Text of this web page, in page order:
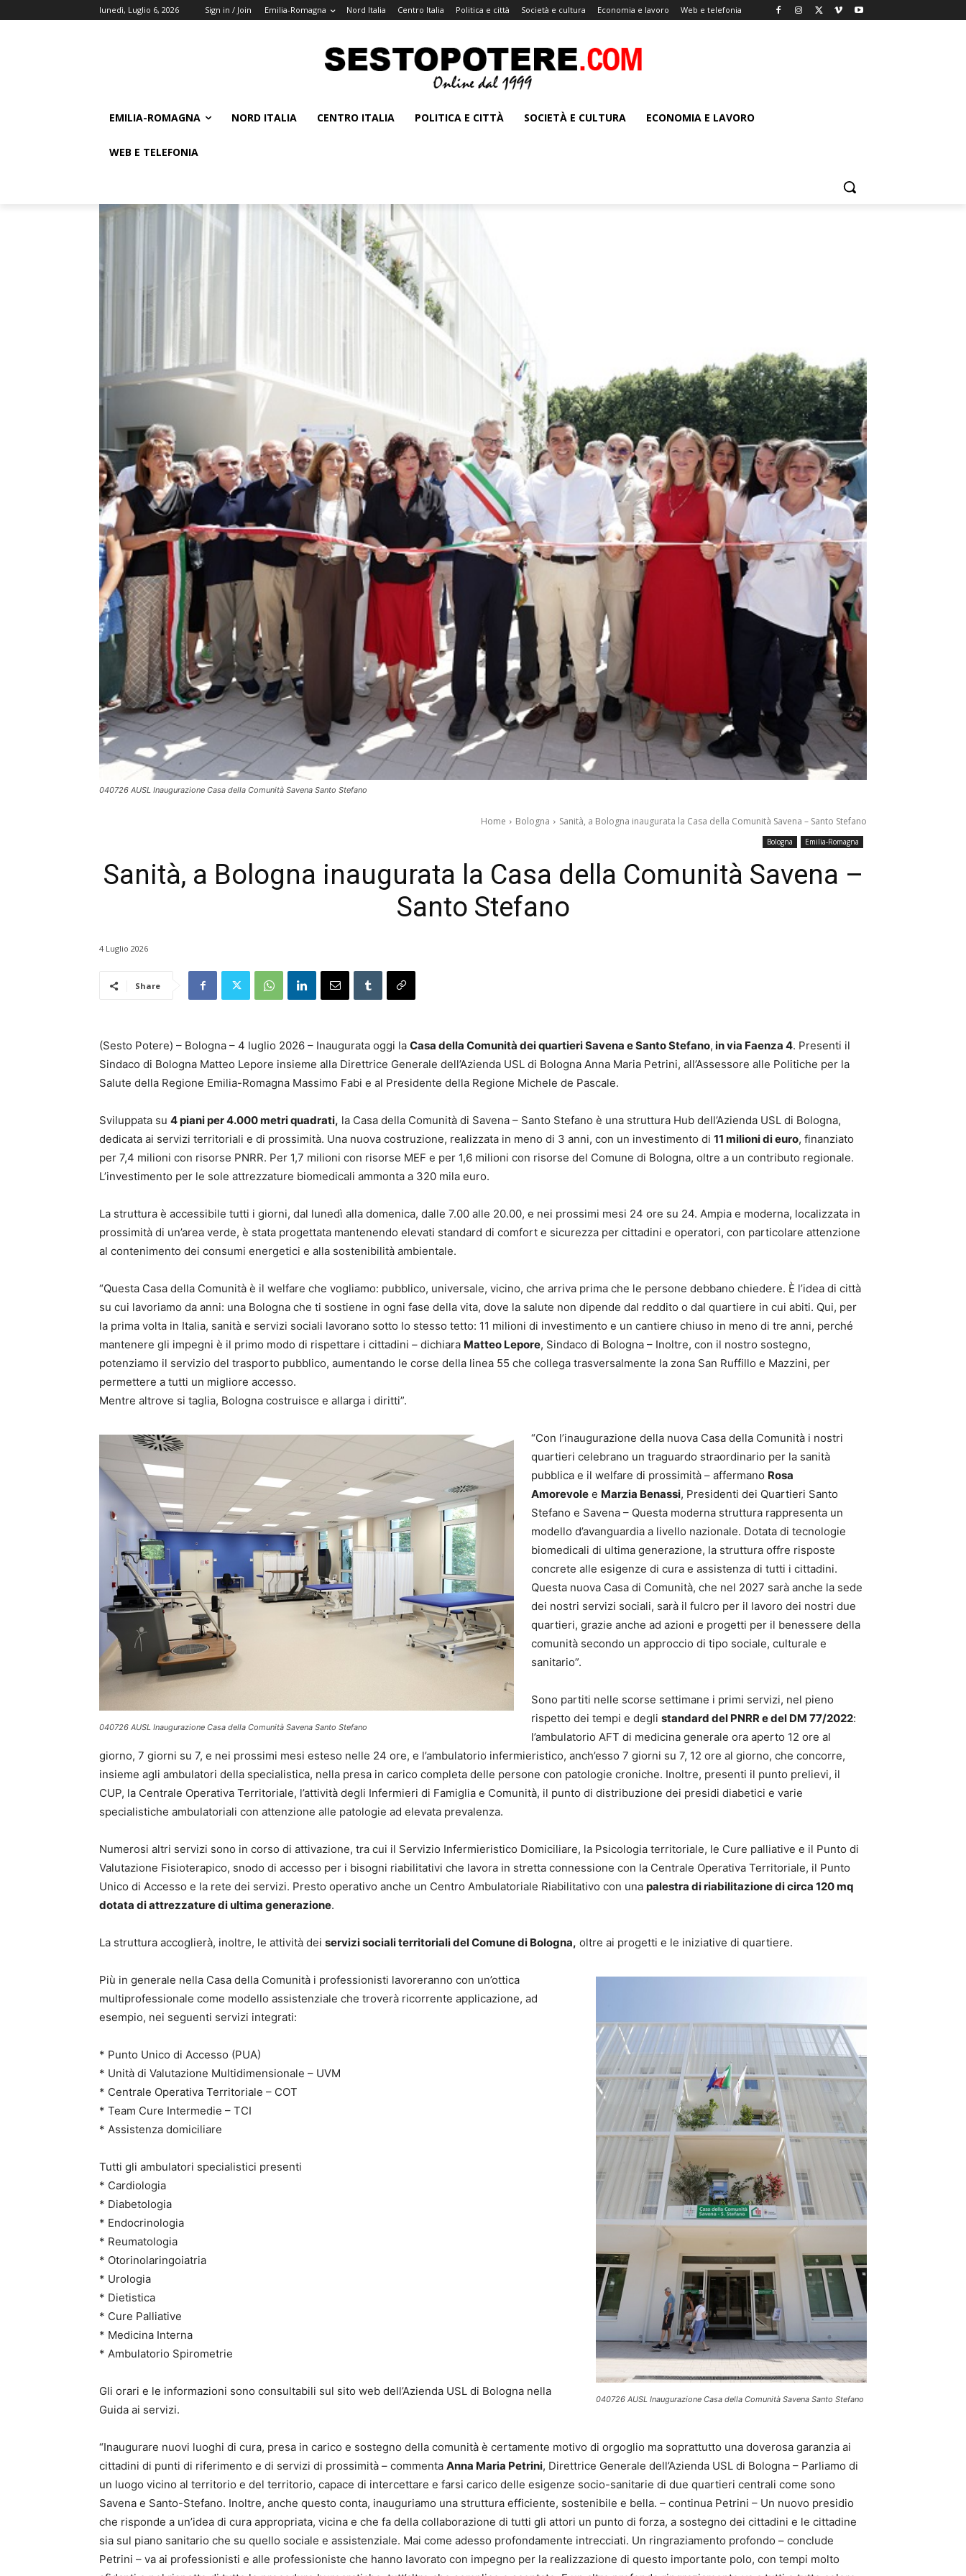
lunedì, Luglio 6, 2026 Sign in / Join Emilia-Romagna Nord Italia Centro Italia Politica e città Società e cultura Economia e lavoro Web e telefonia
EMILIA-ROMAGNA NORD ITALIA CENTRO ITALIA POLITICA E CITTÀ SOCIETÀ E CULTURA ECONOMIA E LAVORO
WEB E TELEFONIA
040726 AUSL Inaugurazione Casa della Comunità Savena Santo Stefano
Home Bologna Sanità, a Bologna inaugurata la Casa della Comunità Savena – Santo Stefano
Bologna Emilia-Romagna
Sanità, a Bologna inaugurata la Casa della Comunità Savena –
Santo Stefano
4 Luglio 2026
Share
(Sesto Potere) – Bologna – 4 luglio 2026 – Inaugurata oggi la Casa della Comunità dei quartieri Savena e Santo Stefano, in via Faenza 4. Presenti il
Sindaco di Bologna Matteo Lepore insieme alla Direttrice Generale dell’Azienda USL di Bologna Anna Maria Petrini, all’Assessore alle Politiche per la
Salute della Regione Emilia-Romagna Massimo Fabi e al Presidente della Regione Michele de Pascale.
Sviluppata su 4 piani per 4.000 metri quadrati, la Casa della Comunità di Savena – Santo Stefano è una struttura Hub dell’Azienda USL di Bologna,
dedicata ai servizi territoriali e di prossimità. Una nuova costruzione, realizzata in meno di 3 anni, con un investimento di 11 milioni di euro, finanziato
per 7,4 milioni con risorse PNRR. Per 1,7 milioni con risorse MEF e per 1,6 milioni con risorse del Comune di Bologna, oltre a un contributo regionale.
L’investimento per le sole attrezzature biomedicali ammonta a 320 mila euro.
La struttura è accessibile tutti i giorni, dal lunedì alla domenica, dalle 7.00 alle 20.00, e nei prossimi mesi 24 ore su 24. Ampia e moderna, localizzata in
prossimità di un’area verde, è stata progettata mantenendo elevati standard di comfort e sicurezza per cittadini e operatori, con particolare attenzione
al contenimento dei consumi energetici e alla sostenibilità ambientale.
“Questa Casa della Comunità è il welfare che vogliamo: pubblico, universale, vicino, che arriva prima che le persone debbano chiedere. È l’idea di città
su cui lavoriamo da anni: una Bologna che ti sostiene in ogni fase della vita, dove la salute non dipende dal reddito o dal quartiere in cui abiti. Qui, per
la prima volta in Italia, sanità e servizi sociali lavorano sotto lo stesso tetto: 11 milioni di investimento e un cantiere chiuso in meno di tre anni, perché
mantenere gli impegni è il primo modo di rispettare i cittadini – dichiara Matteo Lepore, Sindaco di Bologna – Inoltre, con il nostro sostegno,
potenziamo il servizio del trasporto pubblico, aumentando le corse della linea 55 che collega trasversalmente la zona San Ruffillo e Mazzini, per
permettere a tutti un migliore accesso.
Mentre altrove si taglia, Bologna costruisce e allarga i diritti”.
040726 AUSL Inaugurazione Casa della Comunità Savena Santo Stefano
“Con l’inaugurazione della nuova Casa della Comunità i nostri
quartieri celebrano un traguardo straordinario per la sanità
pubblica e il welfare di prossimità – affermano Rosa
Amorevole e Marzia Benassi, Presidenti dei Quartieri Santo
Stefano e Savena – Questa moderna struttura rappresenta un
modello d’avanguardia a livello nazionale. Dotata di tecnologie
biomedicali di ultima generazione, la struttura offre risposte
concrete alle esigenze di cura e assistenza di tutti i cittadini.
Questa nuova Casa di Comunità, che nel 2027 sarà anche la sede
dei nostri servizi sociali, sarà il fulcro per il lavoro dei nostri due
quartieri, grazie anche ad azioni e progetti per il benessere della
comunità secondo un approccio di tipo sociale, culturale e
sanitario”.
Sono partiti nelle scorse settimane i primi servizi, nel pieno
rispetto dei tempi e degli standard del PNRR e del DM 77/2022:
l’ambulatorio AFT di medicina generale ora aperto 12 ore al
giorno, 7 giorni su 7, e nei prossimi mesi esteso nelle 24 ore, e l’ambulatorio infermieristico, anch’esso 7 giorni su 7, 12 ore al giorno, che concorre,
insieme agli ambulatori della specialistica, nella presa in carico completa delle persone con patologie croniche. Inoltre, presenti il punto prelievi, il
CUP, la Centrale Operativa Territoriale, l’attività degli Infermieri di Famiglia e Comunità, il punto di distribuzione dei presidi diabetici e varie
specialistiche ambulatoriali con attenzione alle patologie ad elevata prevalenza.
Numerosi altri servizi sono in corso di attivazione, tra cui il Servizio Infermieristico Domiciliare, la Psicologia territoriale, le Cure palliative e il Punto di
Valutazione Fisioterapico, snodo di accesso per i bisogni riabilitativi che lavora in stretta connessione con la Centrale Operativa Territoriale, il Punto
Unico di Accesso e la rete dei servizi. Presto operativo anche un Centro Ambulatoriale Riabilitativo con una palestra di riabilitazione di circa 120 mq
dotata di attrezzature di ultima generazione.
La struttura accoglierà, inoltre, le attività dei servizi sociali territoriali del Comune di Bologna, oltre ai progetti e le iniziative di quartiere.
040726 AUSL Inaugurazione Casa della Comunità Savena Santo Stefano
Più in generale nella Casa della Comunità i professionisti lavoreranno con un’ottica
multiprofessionale come modello assistenziale che troverà ricorrente applicazione, ad
esempio, nei seguenti servizi integrati:
* Punto Unico di Accesso (PUA)
* Unità di Valutazione Multidimensionale – UVM
* Centrale Operativa Territoriale – COT
* Team Cure Intermedie – TCI
* Assistenza domiciliare
Tutti gli ambulatori specialistici presenti
* Cardiologia
* Diabetologia
* Endocrinologia
* Reumatologia
* Otorinolaringoiatria
* Urologia
* Dietistica
* Cure Palliative
* Medicina Interna
* Ambulatorio Spirometrie
Gli orari e le informazioni sono consultabili sul sito web dell’Azienda USL di Bologna nella
Guida ai servizi.
“Inaugurare nuovi luoghi di cura, presa in carico e sostegno della comunità è certamente motivo di orgoglio ma soprattutto una doverosa garanzia ai
cittadini di punti di riferimento e di servizi di prossimità – commenta Anna Maria Petrini, Direttrice Generale dell’Azienda USL di Bologna – Parliamo di
un luogo vicino al territorio e del territorio, capace di intercettare e farsi carico delle esigenze socio-sanitarie di due quartieri centrali come sono
Savena e Santo-Stefano. Inoltre, anche questo conta, inauguriamo una struttura efficiente, sostenibile e bella. – continua Petrini – Un nuovo presidio
che risponde a un’idea di cura appropriata, vicina e che fa della collaborazione di tutti gli attori un punto di forza, a sostegno dei cittadini e le cittadine
sia sul piano sanitario che su quello sociale e assistenziale. Mai come adesso profondamente intrecciati. Un ringraziamento profondo – conclude
Petrini – va ai professionisti e alle professioniste che hanno lavorato con impegno per la realizzazione di questo importante polo, con tempi molto